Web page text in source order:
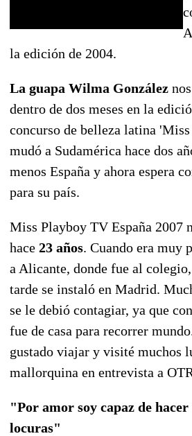
la edición de 2004.
La guapa Wilma González
dentro de dos meses en la
concurso de belleza latina
mudó a Sudamérica hace dos
menos España y ahora espera
para su país.
Miss Playboy TV España 2007
hace 23 años. Cuando era muy
a Alicante, donde fue al
tarde se instaló en Madrid.
se le debió contagiar, ya que
fue de casa para recorrer
gustado viajar y visité muchos
mallorquina en entrevista a
"Por amor soy capaz de
locuras"